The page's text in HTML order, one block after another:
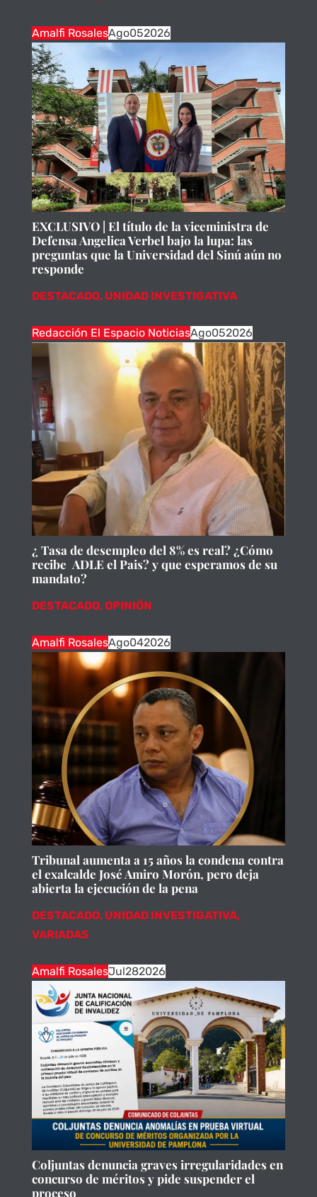
Amalfi RosalesAgo052026
EXCLUSIVO | El título de la viceministra de
Defensa Angelica Verbel bajo la lupa: las
preguntas que la Universidad del Sinú aún no
responde
DESTACADO, UNIDAD INVESTIGATIVA
Redacción El Espacio NoticiasAgo052026
¿ Tasa de desempleo del 8% es real? ¿Cómo
recibe ADLE el Pais? y que esperamos de su
mandato?
DESTACADO,OPINIÓN
Amalfi RosalesAgo042026
Tribunal aumenta a 15 años la condena contra
el exalcalde José Amiro Morón, pero deja
abierta la ejecución de la pena
DESTACADO, UNIDAD INVESTIGATIVA,
VARIADAS
Amalfi RosalesJul282026
Coljuntas denuncia graves irregularidades en
concurso de méritos y pide suspender el
proceso